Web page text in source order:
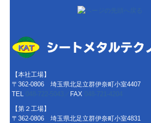
【本社工場】
〒362-0806 埼玉県北足立群伊奈町小室4407
TEL 048-722-5043／ FAX 048-721-4204
【第２工場】
〒362-0806 埼玉県北足立群伊奈町小室4831